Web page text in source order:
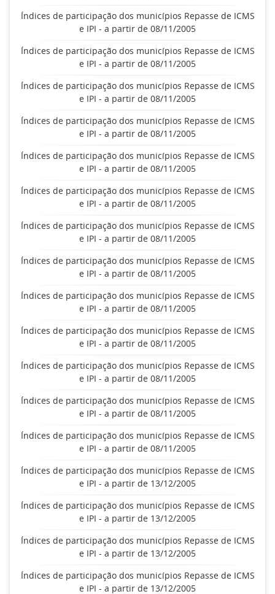
Índices de participação dos municípios Repasse de ICMS
e IPI - a partir de 08/11/2005
Índices de participação dos municípios Repasse de ICMS
e IPI - a partir de 08/11/2005
Índices de participação dos municípios Repasse de ICMS
e IPI - a partir de 08/11/2005
Índices de participação dos municípios Repasse de ICMS
e IPI - a partir de 08/11/2005
Índices de participação dos municípios Repasse de ICMS
e IPI - a partir de 08/11/2005
Índices de participação dos municípios Repasse de ICMS
e IPI - a partir de 08/11/2005
Índices de participação dos municípios Repasse de ICMS
e IPI - a partir de 08/11/2005
Índices de participação dos municípios Repasse de ICMS
e IPI - a partir de 08/11/2005
Índices de participação dos municípios Repasse de ICMS
e IPI - a partir de 08/11/2005
Índices de participação dos municípios Repasse de ICMS
e IPI - a partir de 08/11/2005
Índices de participação dos municípios Repasse de ICMS
e IPI - a partir de 08/11/2005
Índices de participação dos municípios Repasse de ICMS
e IPI - a partir de 08/11/2005
Índices de participação dos municípios Repasse de ICMS
e IPI - a partir de 08/11/2005
Índices de participação dos municípios Repasse de ICMS
e IPI - a partir de 13/12/2005
Índices de participação dos municípios Repasse de ICMS
e IPI - a partir de 13/12/2005
Índices de participação dos municípios Repasse de ICMS
e IPI - a partir de 13/12/2005
Índices de participação dos municípios Repasse de ICMS
e IPI - a partir de 13/12/2005